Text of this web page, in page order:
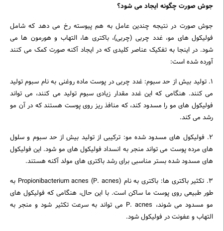
جوش صورت چگونه ایجاد می شود؟
جوش صورت در نتیجه چندین عامل به هم پیوسته رخ می دهد که شامل
فولیکول های مو، غدد چربی (چربی)، باکتری ها، التهاب و هورمون ها می
شود. در اینجا به تفکیک عناصر کلیدی که در ایجاد آکنه صورت کمک می کنند
آورده شده است:
1. تولید بیش از حد سبوم: غدد چربی در پوست ماده روغنی به نام سبوم تولید
می کنند. هنگامی که این غدد مقدار زیادی سبوم تولید می کنند، می تواند
فولیکول های مو را مسدود کند، که منافذ ریز روی پوست هستند که در آن مو
رشد می کند.
2. فولیکول های مسدود شده مو: ترکیبی از تولید بیش از حد سبوم و سلول
های مرده پوست می تواند منجر به انسداد فولیکول های مو شود. این فولیکول
های مسدود شده بستر مناسبی برای رشد باکتری های مولد آکنه هستند.
3. تکثیر باکتری ها: باکتری به نام Propionibacterium acnes (P. acnes) به
طور طبیعی روی پوست ما ساکن است. با این حال، هنگامی که فولیکول های
مو مسدود می شوند، P. acnes می تواند به سرعت تکثیر شود و منجر به
التهاب و عفونت در فولیکول شود.